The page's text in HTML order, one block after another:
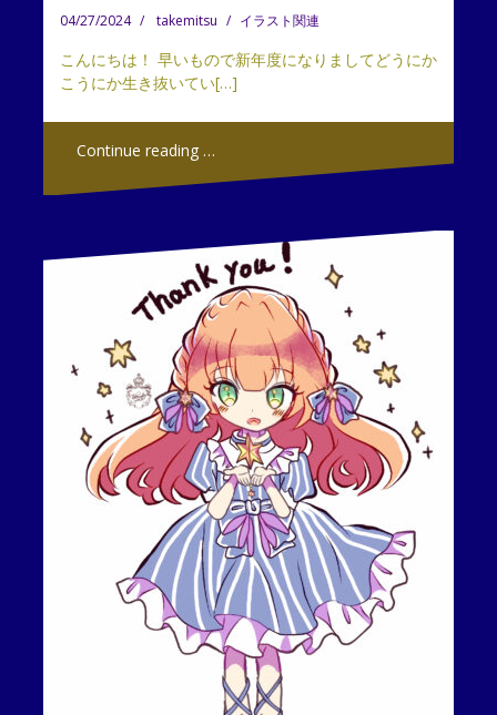
04/27/2024 takemitsu イラスト関連
こんにちは！ 早いもので新年度になりましてどうにか
こうにか生き抜いてい[…]
Continue reading …